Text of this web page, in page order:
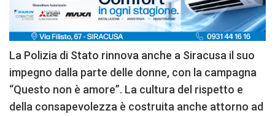
La Polizia di Stato rinnova anche a Siracusa il suo
impegno dalla parte delle donne, con la campagna
“Questo non è amore”. La cultura del rispetto e
della consapevolezza è costruita anche attorno ad